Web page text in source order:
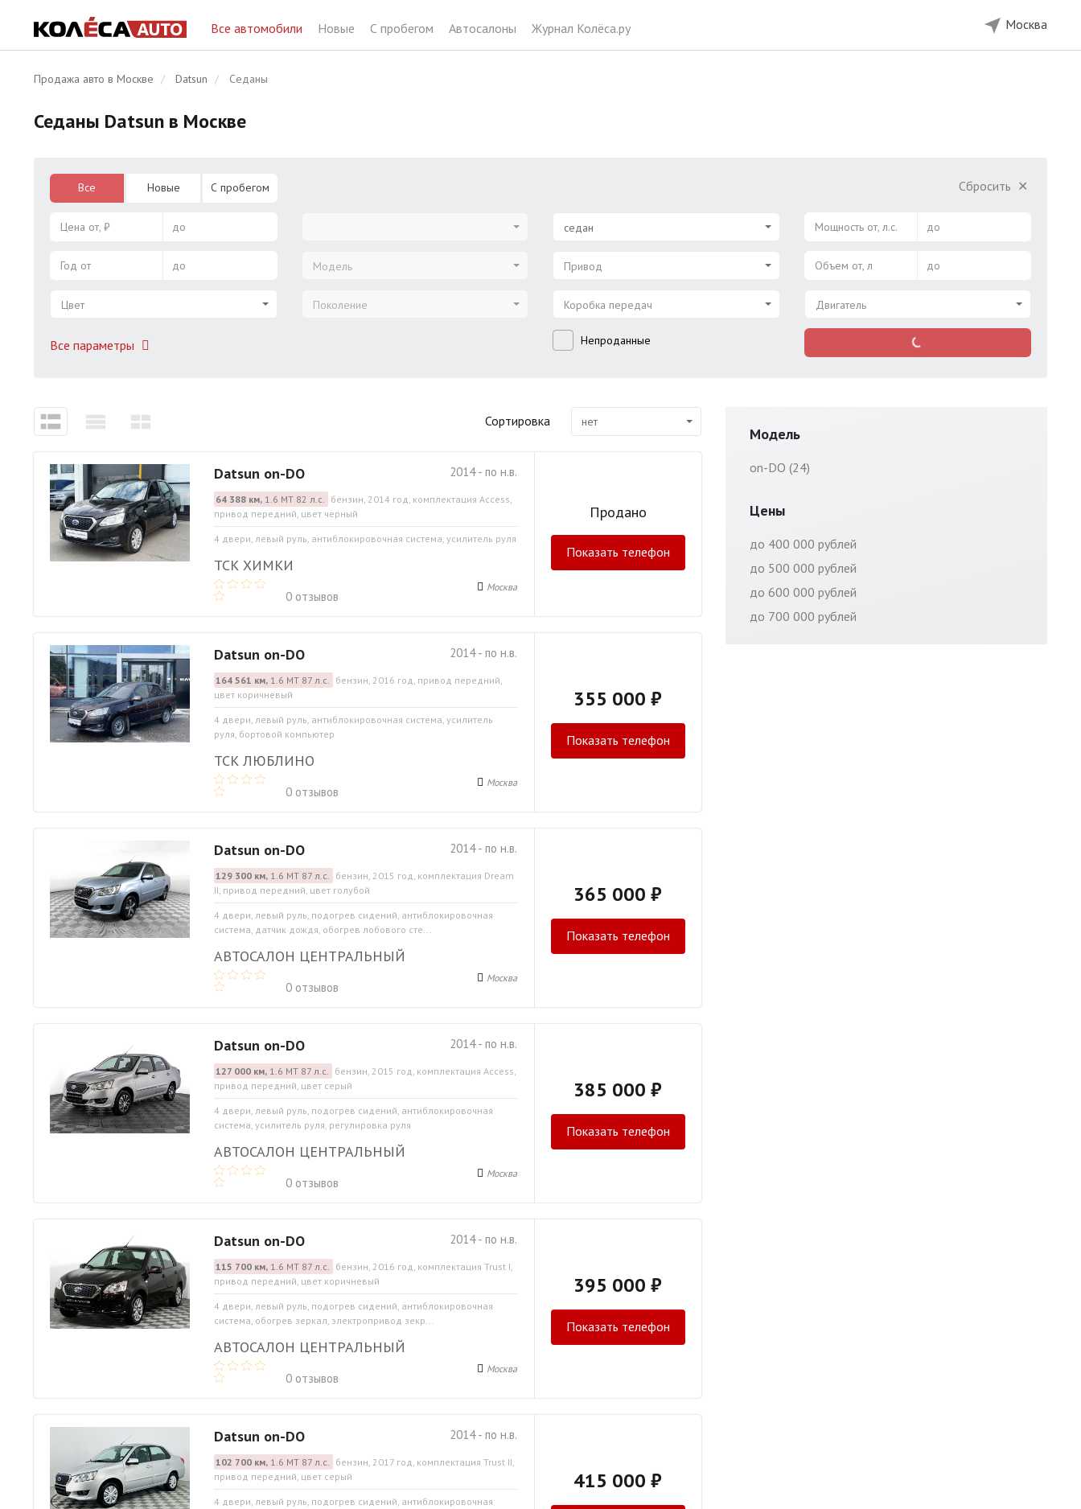
Все автомобили Новые С пробегом Автосалоны Журнал Колёса.ру Москва
Продажа авто в Москве Datsun Седаны
Седаны Datsun в Москве
Все Новые С пробегом
Цена от, ₽ до
Год от до
Цвет
Все параметры
Модель
Поколение
седан
Привод
Коробка передач
Непроданные
Сбросить ✕
Мощность от, л.с. до
Объем от, л до
Двигатель
Сортировка нет
2014 - по н.в.
Datsun on-DO
64 388 км,1.6 МТ 82 л.с. бензин, 2014 год, комплектация Access,
привод передний, цвет черный
4 двери, левый руль, антиблокировочная система, усилитель руля
ТСК ХИМКИ
0 отзывов
Москва
Продано
Показать телефон
2014 - по н.в.
Datsun on-DO
164 561 км,1.6 МТ 87 л.с. бензин, 2016 год, привод передний,
цвет коричневый
4 двери, левый руль, антиблокировочная система, усилитель
руля, бортовой компьютер
ТСК ЛЮБЛИНО
0 отзывов
Москва
355 000 ₽
Показать телефон
2014 - по н.в.
Datsun on-DO
129 300 км,1.6 МТ 87 л.с. бензин, 2015 год, комплектация Dream
II, привод передний, цвет голубой
4 двери, левый руль, подогрев сидений, антиблокировочная
система, датчик дождя, обогрев лобового сте...
АВТОСАЛОН ЦЕНТРАЛЬНЫЙ
0 отзывов
Москва
365 000 ₽
Показать телефон
2014 - по н.в.
Datsun on-DO
127 000 км,1.6 МТ 87 л.с. бензин, 2015 год, комплектация Access,
привод передний, цвет серый
4 двери, левый руль, подогрев сидений, антиблокировочная
система, усилитель руля, регулировка руля
АВТОСАЛОН ЦЕНТРАЛЬНЫЙ
0 отзывов
Москва
385 000 ₽
Показать телефон
2014 - по н.в.
Datsun on-DO
115 700 км,1.6 МТ 87 л.с. бензин, 2016 год, комплектация Trust I,
привод передний, цвет коричневый
4 двери, левый руль, подогрев сидений, антиблокировочная
система, обогрев зеркал, электропривод зекр...
АВТОСАЛОН ЦЕНТРАЛЬНЫЙ
0 отзывов
Москва
395 000 ₽
Показать телефон
2014 - по н.в.
Datsun on-DO
102 700 км,1.6 МТ 87 л.с. бензин, 2017 год, комплектация Trust II,
привод передний, цвет серый
4 двери, левый руль, подогрев сидений, антиблокировочная
415 000 ₽
Модель
on-DO (24)
Цены
до 400 000 рублей
до 500 000 рублей
до 600 000 рублей
до 700 000 рублей